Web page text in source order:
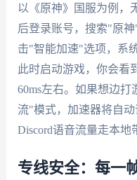
以《原神》国服为例，
后登录账号，搜索"原
击"智能加速"选项，系
此时启动游戏，你会看
60ms左右。如果想边
流"模式，加速器将自
Discord语音流量走本地
专线安全：每一